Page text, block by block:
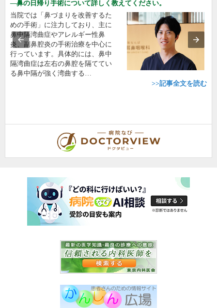
鼻の日帰り手術について詳しく教えてください。
当院では「鼻づまりを改善するた
めの手術」に注力しており、主に
鼻中隔湾曲症やアレルギー性鼻
炎、副鼻腔炎の手術治療を中心に
行っています。具体的には、鼻中
隔湾曲症は左右の鼻腔を隔ててい
る鼻中隔が強く湾曲する…
>>記事全文を読む